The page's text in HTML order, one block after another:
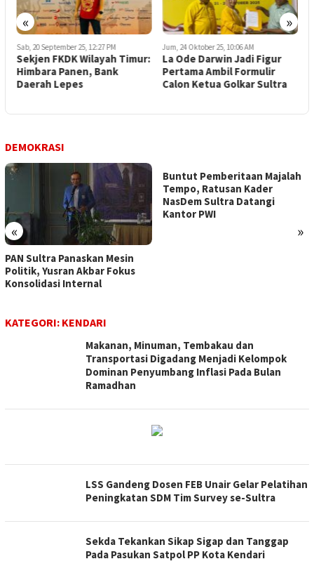
« »
Sab, 20 September 25, 12:27 PM
Sekjen FKDK Wilayah Timur:
Himbara Panen, Bank
Daerah Lepes
Jum, 24 Oktober 25, 10:06 AM
La Ode Darwin Jadi Figur
Pertama Ambil Formulir
Calon Ketua Golkar Sultra
DEMOKRASI
« »
PAN Sultra Panaskan Mesin
Politik, Yusran Akbar Fokus
Konsolidasi Internal
Buntut Pemberitaan Majalah
Tempo, Ratusan Kader
NasDem Sultra Datangi
Kantor PWI
KATEGORI: KENDARI
Makanan, Minuman, Tembakau dan
Transportasi Digadang Menjadi Kelompok
Dominan Penyumbang Inflasi Pada Bulan
Ramadhan
LSS Gandeng Dosen FEB Unair Gelar Pelatihan
Peningkatan SDM Tim Survey se-Sultra
Sekda Tekankan Sikap Sigap dan Tanggap
Pada Pasukan Satpol PP Kota Kendari